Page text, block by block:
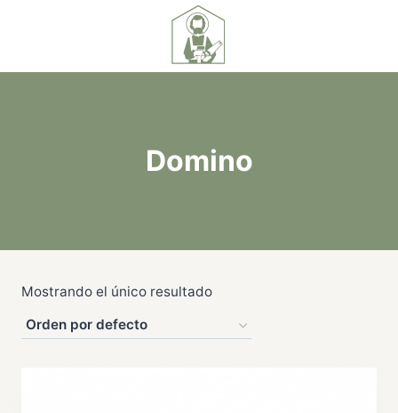
Domino
Mostrando el único resultado